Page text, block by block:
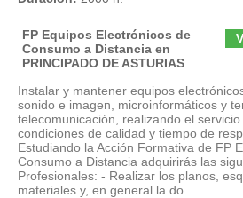
FP Equipos Electrónicos de
Consumo a Distancia en
PRINCIPADO DE ASTURIAS
Instalar y mantener equipos
sonido e imagen, microinformáticos y
telecomunicación, realizando el
condiciones de calidad y tiempo de
Estudiando la Acción Formativa de FP
Consumo a Distancia adquirirás las
Profesionales: - Realizar los planos,
materiales y, en general la do...